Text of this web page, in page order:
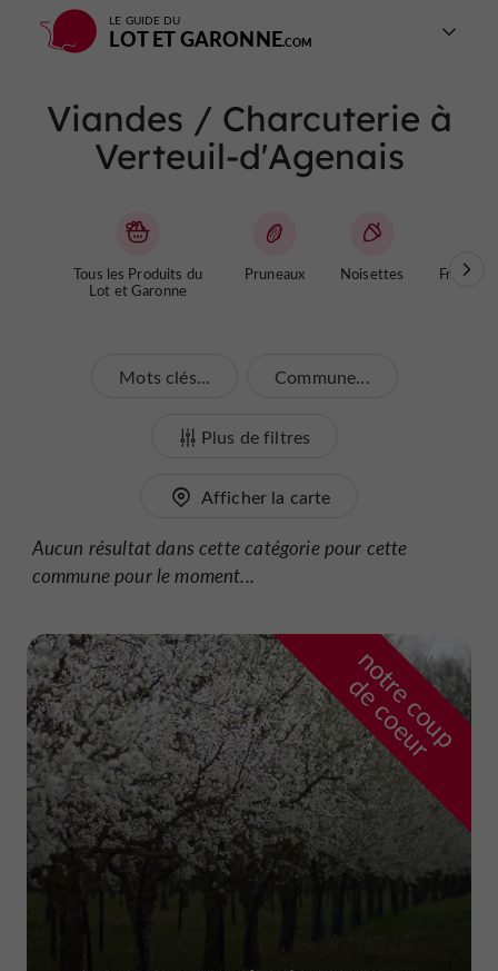
LE GUIDE DU
LOT ET GARONNE
Viandes / Charcuterie à
Verteuil-d'Agenais
Tous les Produits du
Lot et Garonne
Pruneaux Noisettes
Mots clés... Commune...
Plus de filtres
Afficher la carte
Aucun résultat dans cette catégorie pour cette
commune pour le moment...
n
o
t
r
e
c
o
u
p
d
e
c
o
e
u
r